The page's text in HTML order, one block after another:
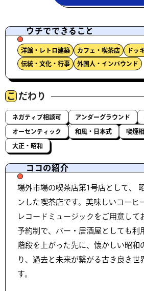
ウチでできること
洋館・レトロ建築 カフェ・喫茶店 ドッ
伝統・文化・行事 外国人・インバウンド
こ だわり
ネガティブ相談可 アンダーグラウンド
オーセンティック 和風・日本式 喫煙
大正・昭和
ココの紹介
場外市場の喫茶店第1号店として、
ンした喫茶店です。美味しいコーヒ
レコードミュージックをご用意して
予約制で、バー・居酒屋としても利
階段を上がった先に、懐かしい昭和
り、過去と未来が繋がる古き良き世
す。